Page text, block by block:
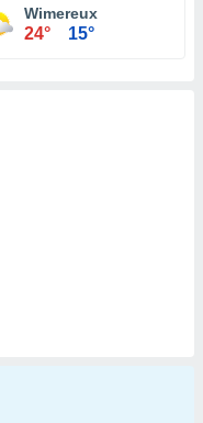
Wimereux
24° 15°